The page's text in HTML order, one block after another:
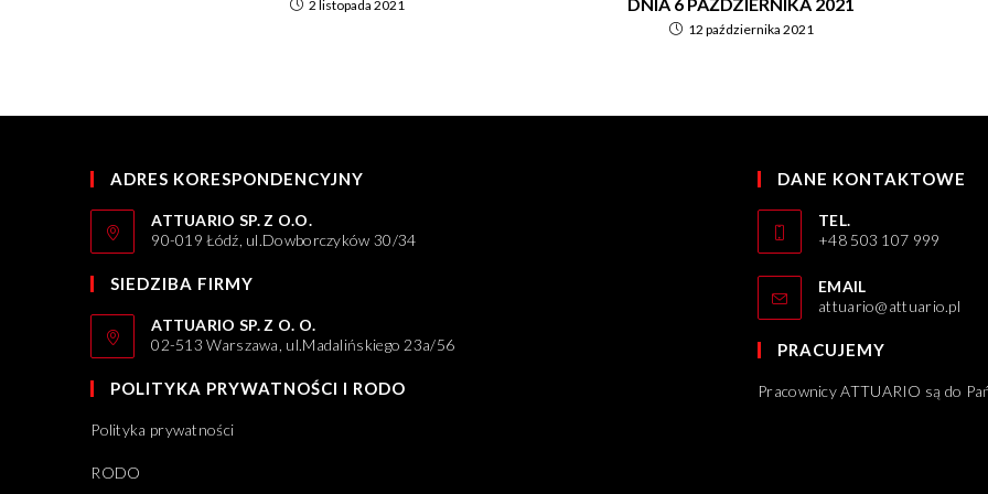
2 listopada 2021
12 października 2021
ADRES KORESPONDENCYJNY
ATTUARIO SP. Z O.O.
90-019 Łódź, ul.Dowborczyków 30/34
SIEDZIBA FIRMY
ATTUARIO SP. Z O. O.
02-513 Warszawa, ul.Madalińskiego 23a/56
POLITYKA PRYWATNOŚCI I RODO
Polityka prywatności
RODO
DANE KONTAKTOWE
TEL.
+48 503 107 999
EMAIL
attuario@attuario.pl
PRACUJEMY
Pracownicy ATTUARIO są do